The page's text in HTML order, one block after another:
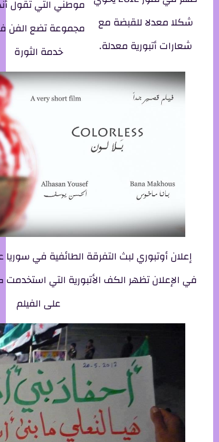
شكلا معدلا للقبضة مع
شعارات أتبورية معدلة.
موطني التي تقول
مجموعة تضع الفن
خدمة الثورة
إعلان أوتبوري لبث التفرقة الطائفية في
في الإعلان تظهر الكف الأتبورية التي استخدمت
على الفيلم